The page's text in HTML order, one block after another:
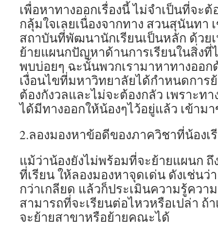
เพื่อหาทางออกเรื่องนี้ ไม่จำเป็นที่จะ
กลุ้มใจเลยเนื่องจากทาง สวนสุนันทา
สถาบันที่พัฒนานักเรียนเป็นหลัก ด้วย
ย้ายแผนกปัญหาด้านการเรียนในสิ่งที่
พบบ่อยๆ ฉะนั้นพวกเรามาหาทางออ
เงื่อนไขที่มหาวิทยาลัยได้กำหนดการ
ต้องกังวลและไม่จะต้องกลัว เพราะท
ได้มีทางออกให้น้องๆไว้อยู่แล้ว เข้าม
2.ลองมองหาข้อดีของภาควิชาที่น้อง
แม้ว่าน้องยังไม่พร้อมที่จะย้ายแผนก ถึ
ที่เรียน ให้ลองมองหาจุดเด่น ดังเช่นว่
กว่าเกลียด แล้วก็ประเมินความรู้ควา
สามารถที่จะเรียนต่อไหวหรือเปล่า ถ้
จะย้ายสาขาหรือย้ายคณะได้